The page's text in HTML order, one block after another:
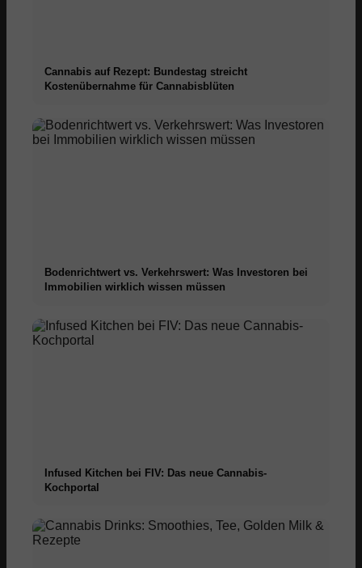
Cannabis auf Rezept: Bundestag streicht
Kostenübernahme für Cannabisblüten
Bodenrichtwert vs. Verkehrswert: Was Investoren bei
Immobilien wirklich wissen müssen
Infused Kitchen bei FIV: Das neue Cannabis-
Kochportal